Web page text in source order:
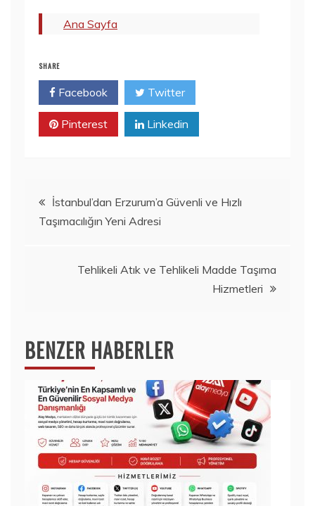
Ana Sayfa
SHARE
Facebook Twitter
Pinterest Linkedin
Yazı
gezinmesi
İstanbul’dan Erzurum’a Güvenli ve Hızlı
Taşımacılığın Yeni Adresi
Tehlikeli Atık ve Tehlikeli Madde Taşıma
Hizmetleri
BENZER HABERLER